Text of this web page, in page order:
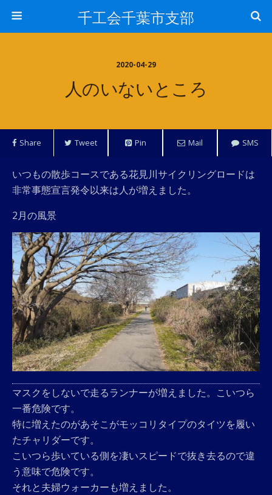
千工会千葉市支部
2020-04-29
人のいないところ
Share Tweet Pin Mail SMS
いつもの散歩コースである花見川サイクリングロードは
非常事態宣言発令以来は人が増えました。
2月の風景
マスクをしないで走るランナーが増えました。こいつら
一番危険です。
特に増えたのがあそこがモッコリタイプのタイツを履い
たチャリダーです。
こいつら歩いている側を凄いスピードで抜き去るので違
う意味で危険です。
それと夫婦ウォーカーも増えました。